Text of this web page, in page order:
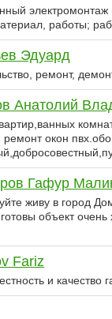
работы;
Эдуард
ремонт,
Анатолий
ремонт окон
Гафур
живу в город
готовы объект
Fariz
и качество